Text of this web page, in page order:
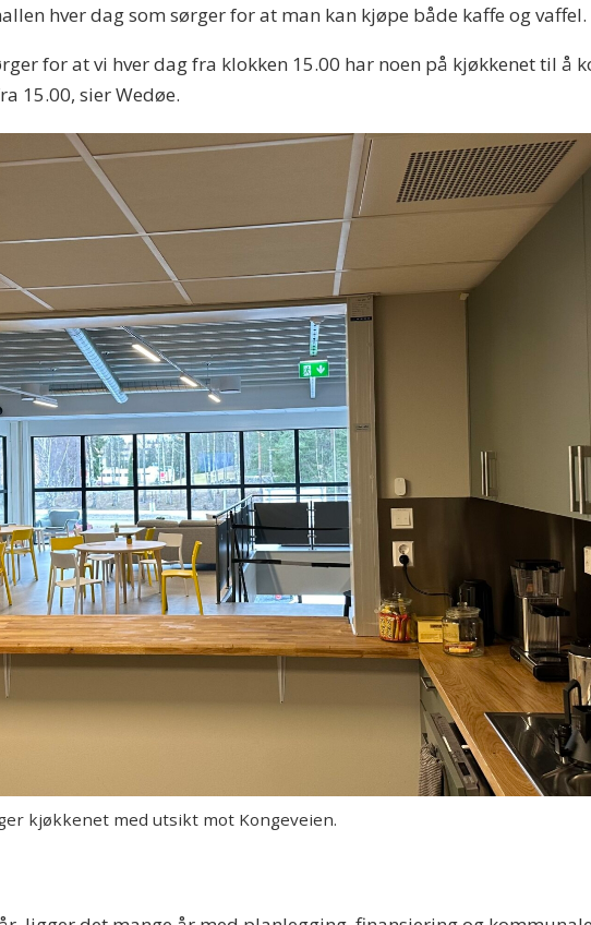
hver dag som sørger for at man kan kjøpe både kaffe og vaffel.
for at vi hver dag fra klokken 15.00 har noen på kjøkkenet til å
15.00, sier Wedøe.
kjøkkenet med utsikt mot Kongeveien.